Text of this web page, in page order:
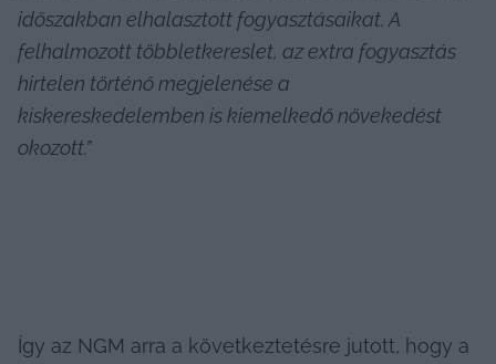
időszakban elhalasztott fogyasztásaikat. A
felhalmozott többletkereslet, az extra fogyasztás
hirtelen történő megjelenése a
kiskereskedelemben is kiemelkedő növekedést
okozott.”
Így az NGM arra a következtetésre jutott, hogy a